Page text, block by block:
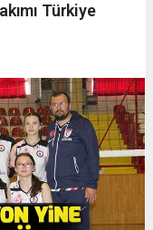
Türkiye